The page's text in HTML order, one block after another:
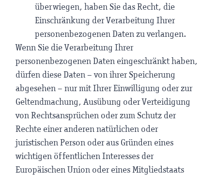
überwiegen, haben Sie das Recht, die
Einschränkung der Verarbeitung Ihrer
personenbezogenen Daten zu verlangen.
Wenn Sie die Verarbeitung Ihrer
personenbezogenen Daten eingeschränkt haben,
dürfen diese Daten – von ihrer Speicherung
abgesehen – nur mit Ihrer Einwilligung oder zur
Geltendmachung, Ausübung oder Verteidigung
von Rechtsansprüchen oder zum Schutz der
Rechte einer anderen natürlichen oder
juristischen Person oder aus Gründen eines
wichtigen öffentlichen Interesses der
Europäischen Union oder eines Mitgliedstaats